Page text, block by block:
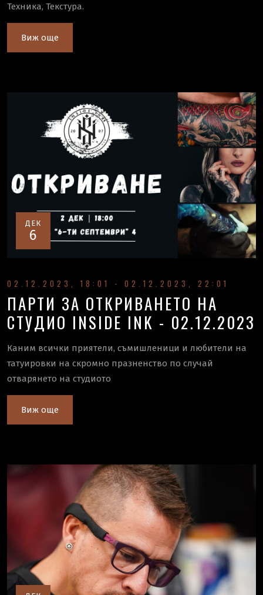
Техника, Текстура.
Виж още
ДЕК
6
02.12.2023, 18:01 - 02.12.2023, 22:01
ПАРТИ ЗА ОТКРИВАНЕТО НА
СТУДИО INSIDE INK - 02.12.2023
Каним всички приятели, съмишленици и любители на
татуировки на скромно празненство по случай
отварянето на студиото
Виж още